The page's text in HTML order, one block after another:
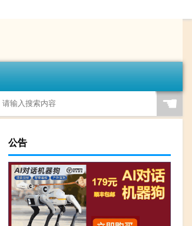
☚
公告